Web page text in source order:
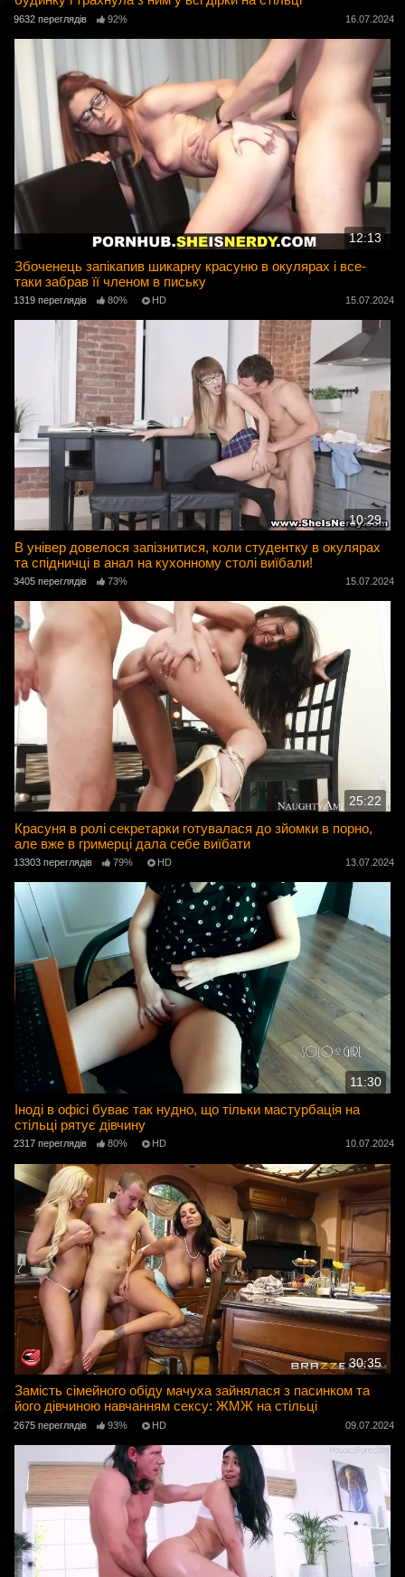
9632 переглядів 92% 16.07.2024
12:13
Збоченець запікапив шикарну красуню в окулярах і все-
таки забрав її членом в письку
1319 переглядів 80% HD 15.07.2024
10:29
В універ довелося запізнитися, коли студентку в окулярах
та спідничці в анал на кухонному столі виїбали!
3405 переглядів 73% 15.07.2024
25:22
Красуня в ролі секретарки готувалася до зйомки в порно,
але вже в гримерці дала себе виїбати
13303 переглядів 79% HD 13.07.2024
11:30
Іноді в офісі буває так нудно, що тільки мастурбація на
стільці рятує дівчину
2317 переглядів 80% HD 10.07.2024
30:35
Замість сімейного обіду мачуха зайнялася з пасинком та
його дівчиною навчанням сексу: ЖМЖ на стільці
2675 переглядів 93% HD 09.07.2024